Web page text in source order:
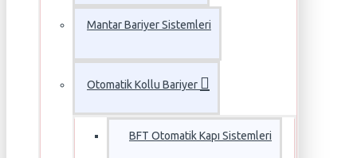
Mantar Bariyer Sistemleri
Otomatik Kollu Bariyer
BFT Otomatik Kapı Sistemleri